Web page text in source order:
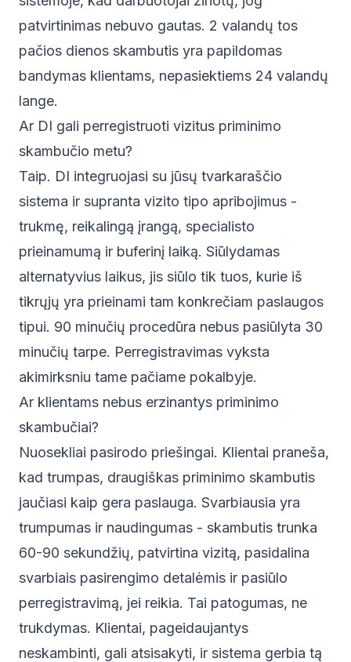
patvirtinimas nebuvo gautas. 2 valandų tos
pačios dienos skambutis yra papildomas
bandymas klientams, nepasiektiems 24 valandų
lange.
Ar DI gali perregistruoti vizitus priminimo
skambučio metu?
Taip. DI integruojasi su jūsų tvarkaraščio
sistema ir supranta vizito tipo apribojimus -
trukmę, reikalingą įrangą, specialisto
prieinamumą ir buferinį laiką. Siūlydamas
alternatyvius laikus, jis siūlo tik tuos, kurie iš
tikrųjų yra prieinami tam konkrečiam paslaugos
tipui. 90 minučių procedūra nebus pasiūlyta 30
minučių tarpe. Perregistravimas vyksta
akimirksniu tame pačiame pokalbyje.
Ar klientams nebus erzinantys priminimo
skambučiai?
Nuosekliai pasirodo priešingai. Klientai praneša,
kad trumpas, draugiškas priminimo skambutis
jaučiasi kaip gera paslauga. Svarbiausia yra
trumpumas ir naudingumas - skambutis trunka
60-90 sekundžių, patvirtina vizitą, pasidalina
svarbiais pasirengimo detalėmis ir pasiūlo
perregistravimą, jei reikia. Tai patogumas, ne
trukdymas. Klientai, pageidaujantys
neskambinti, gali atsisakyti, ir sistema gerbia tą